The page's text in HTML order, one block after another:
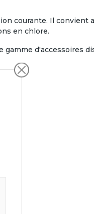
courante. Il convient
en chlore.
d'accessoires